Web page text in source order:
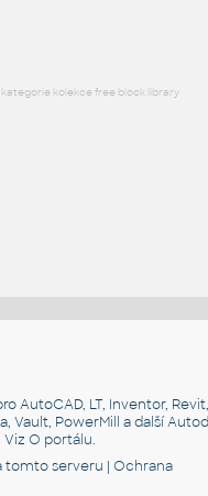
kolekce free block library
AutoCAD, LT, Inventor, Revit,
Vault, PowerMill a další
VizO portálu.
tomto serveru |Ochrana